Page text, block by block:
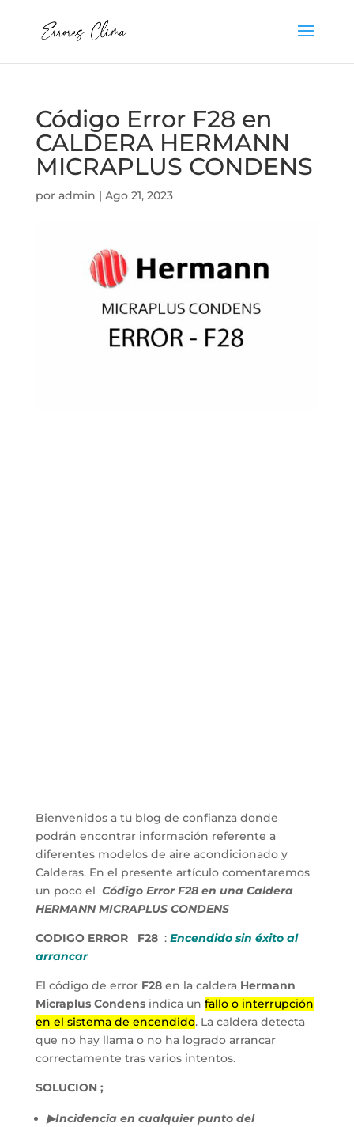
Código Error F28 en
CALDERA HERMANN
MICRAPLUS CONDENS
por admin | Ago 21, 2023
Bienvenidos a tu blog de confianza donde
podrán encontrar información referente a
diferentes modelos de aire acondicionado y
Calderas. En el presente artículo comentaremos
un poco el Código Error F28 en una Caldera
HERMANN MICRAPLUS CONDENS
CODIGO ERROR F28 : Encendido sin éxito al
arrancar
El código de error F28en la caldera Hermann
Micraplus Condensindica un fallo o interrupción
en el sistema de encendido. La caldera detecta
que no hay llama o no ha logrado arrancar
correctamente tras varios intentos.
SOLUCION ;
▶Incidencia en cualquier punto del